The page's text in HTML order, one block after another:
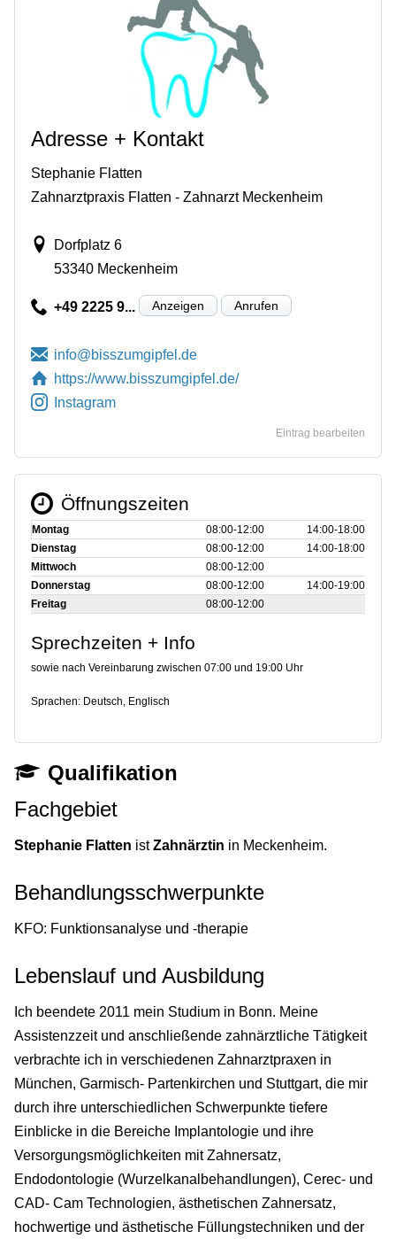
Adresse + Kontakt
Stephanie Flatten
Zahnarztpraxis Flatten - Zahnarzt Meckenheim
Dorfplatz 6
53340 Meckenheim
+49 2225 9... Anzeigen Anrufen
https://www.bisszumgipfel.de/
Instagram
Eintrag bearbeiten
Öffnungszeiten
Montag 08:00‑12:00
14:00‑18:00
Dienstag
08:00‑12:00
14:00‑18:00
Mittwoch
08:00‑12:00
Donnerstag
08:00‑12:00
14:00‑19:00
Freitag
08:00‑12:00
Sprechzeiten + Info
sowie nach Vereinbarung zwischen 07:00 und 19:00 Uhr
Sprachen: Deutsch, Englisch
Qualifikation
Fachgebiet
Stephanie Flatten istZahnärztin in Meckenheim.
Behandlungsschwerpunkte
KFO: Funktionsanalyse und -therapie
Lebenslauf und Ausbildung
Ich beendete 2011 mein Studium in Bonn. Meine
Assistenzzeit und anschließende zahnärztliche Tätigkeit
verbrachte ich in verschiedenen Zahnarztpraxen in
München, Garmisch- Partenkirchen und Stuttgart, die mir
durch ihre unterschiedlichen Schwerpunkte tiefere
Einblicke in die Bereiche Implantologie und ihre
Versorgungsmöglichkeiten mit Zahnersatz,
Endodontologie (Wurzelkanalbehandlungen), Cerec- und
CAD- Cam Technologien, ästhetischen Zahnersatz,
hochwertige und ästhetische Füllungstechniken und der